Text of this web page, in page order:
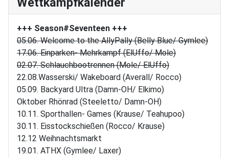
+++ Season#Seventeen +++
05.06. Welcome to the AllyPally (Belly Blue/ Gymlee)
17.06. Einparken- Mehrkampf (ElUffo/ Mole)
02.07. Schlauchbootrennen (Mole/ ElUffo)
22.08.Wasserski/ Wakeboard (Averall/ Rocco)
05.09. Backyard Ultra (Damn-OH/ Elkimo)
Oktober Rhönrad (Steeletto/ Damn-OH)
10.11. Sporthallen- Games (Krause/ Teahupoo)
30.11. Eisstockschießen (Rocco/ Krause)
12.12 Weihnachtsmarkt
19.01. ATHX (Gymlee/ Laxer)